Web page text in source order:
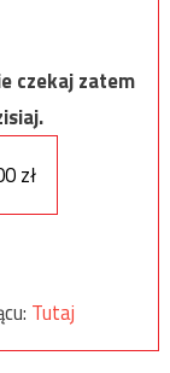
czekaj zatem
zł
Tutaj